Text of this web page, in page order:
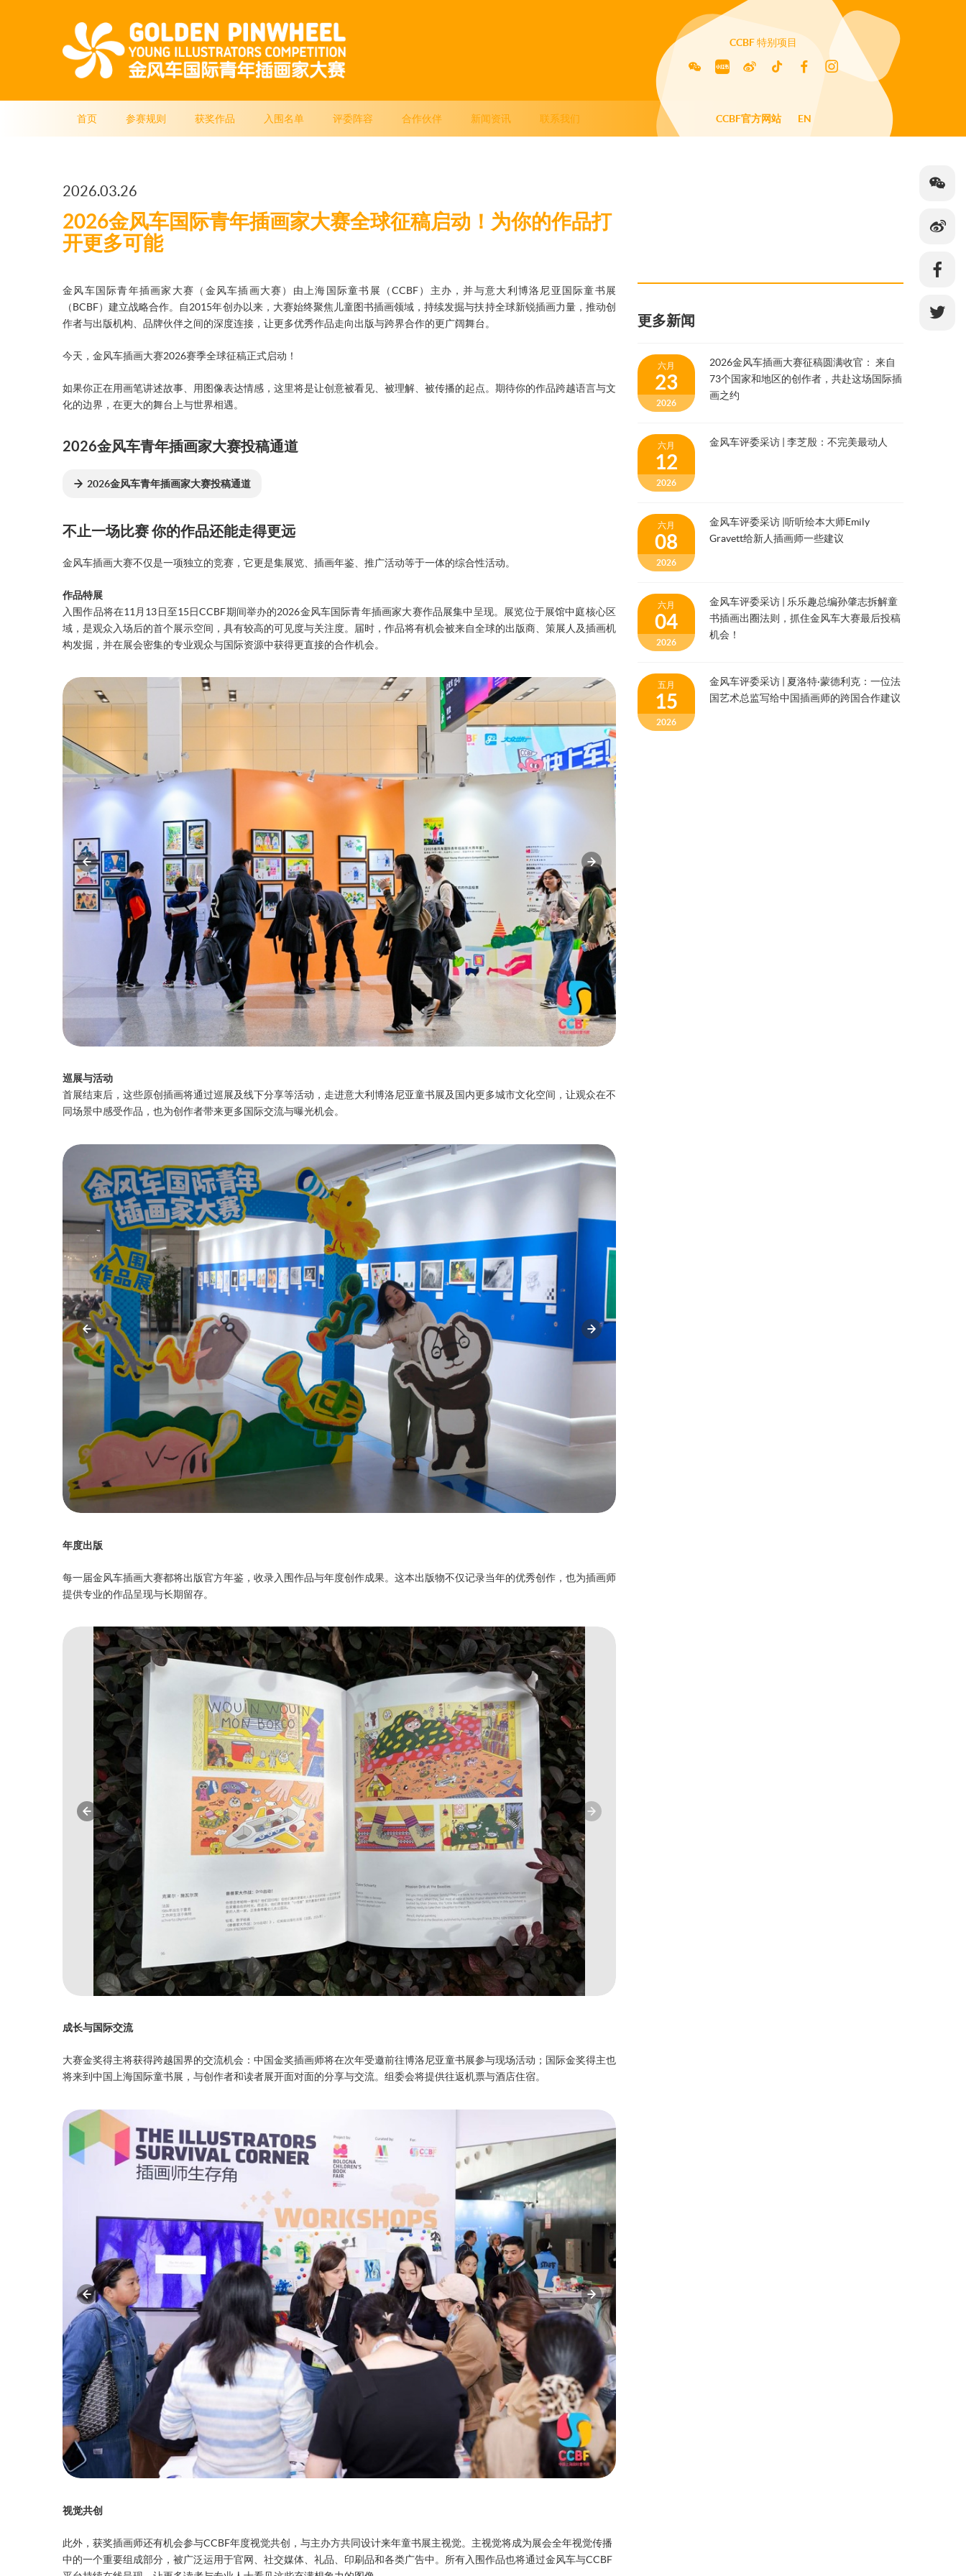
CCBF特别项目
首页 参赛规则 获奖作品 入围名单 评委阵容 合作伙伴 新闻资讯 联系我们 CCBF官方网站 EN
2026.03.26
2026金风车国际青年插画家大赛全球征稿启动！为你的作品打
开更多可能
金风车国际青年插画家大赛（金风车插画大赛）由上海国际童书展（CCBF）主办，并与意大利博洛尼亚国际童书展
（BCBF）建立战略合作。自2015年创办以来，大赛始终聚焦儿童图书插画领域，持续发掘与扶持全球新锐插画力量，推动创
作者与出版机构、品牌伙伴之间的深度连接，让更多优秀作品走向出版与跨界合作的更广阔舞台。
今天，金风车插画大赛2026赛季全球征稿正式启动！
如果你正在用画笔讲述故事、用图像表达情感，这里将是让创意被看见、被理解、被传播的起点。期待你的作品跨越语言与文
化的边界，在更大的舞台上与世界相遇。
2026金风车青年插画家大赛投稿通道
2026金风车青年插画家大赛投稿通道
不止一场比赛 你的作品还能走得更远
金风车插画大赛不仅是一项独立的竞赛，它更是集展览、插画年鉴、推广活动等于一体的综合性活动。
作品特展
入围作品将在11月13日至15日CCBF期间举办的2026金风车国际青年插画家大赛作品展集中呈现。展览位于展馆中庭核心区
域，是观众入场后的首个展示空间，具有较高的可见度与关注度。届时，作品将有机会被来自全球的出版商、策展人及插画机
构发掘，并在展会密集的专业观众与国际资源中获得更直接的合作机会。
巡展与活动
首展结束后，这些原创插画将通过巡展及线下分享等活动，走进意大利博洛尼亚童书展及国内更多城市文化空间，让观众在不
同场景中感受作品，也为创作者带来更多国际交流与曝光机会。
年度出版
每一届金风车插画大赛都将出版官方年鉴，收录入围作品与年度创作成果。这本出版物不仅记录当年的优秀创作，也为插画师
提供专业的作品呈现与长期留存。
成长与国际交流
大赛金奖得主将获得跨越国界的交流机会：中国金奖插画师将在次年受邀前往博洛尼亚童书展参与现场活动；国际金奖得主也
将来到中国上海国际童书展，与创作者和读者展开面对面的分享与交流。组委会将提供往返机票与酒店住宿。
视觉共创
此外，获奖插画师还有机会参与CCBF年度视觉共创，与主办方共同设计来年童书展主视觉。主视觉将成为展会全年视觉传播
中的一个重要组成部分，被广泛运用于官网、社交媒体、礼品、印刷品和各类广告中。所有入围作品也将通过金风车与CCBF
更多新闻
六月
23
2026
2026金风车插画大赛征稿圆满收官： 来自
73个国家和地区的创作者，共赴这场国际插
画之约
六月
12
2026
金风车评委采访 | 李芝殷：不完美最动人
六月
08
2026
金风车评委采访 |听听绘本大师Emily
Gravett给新人插画师一些建议
六月
04
2026
金风车评委采访 | 乐乐趣总编孙肇志拆解童
书插画出圈法则，抓住金风车大赛最后投稿
机会！
五月
15
2026
金风车评委采访 | 夏洛特·蒙德利克：一位法
国艺术总监写给中国插画师的跨国合作建议